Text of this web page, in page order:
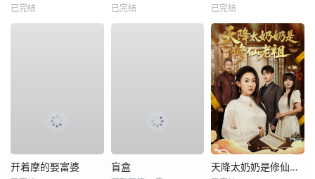
已完结 已完结 已完结
开着摩的娶富婆 盲盒 天降太奶奶是修仙老祖